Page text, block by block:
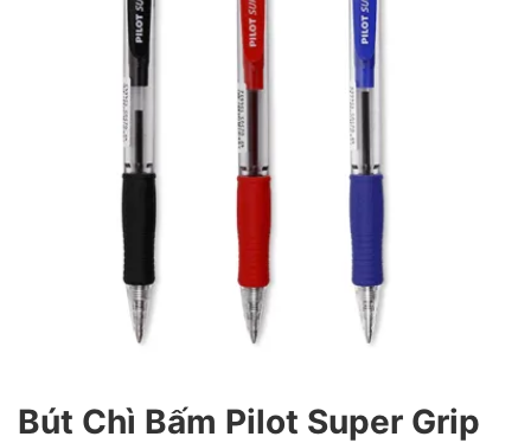
Bút Chì Bấm Pilot Super Grip